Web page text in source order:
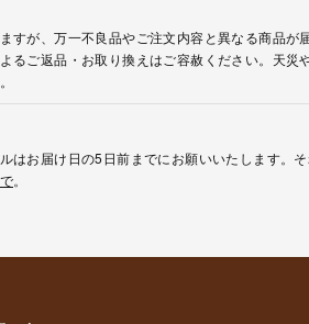
すが、万一不良品やご注文内容と異なる商品
るご返品・お取り換えはご容赦ください。天
はお届け日の5日前までにお願いいたします。
。